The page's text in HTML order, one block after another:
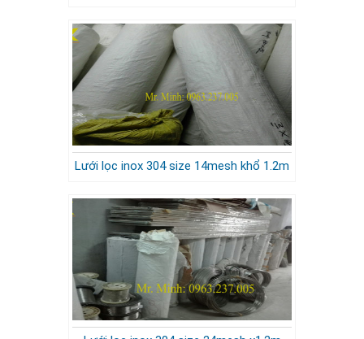
Lưới lọc inox 304 size 14mesh khổ 1.2m